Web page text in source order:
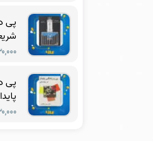
پی
۳۰,۰۰۰
پی
۳۰,۰۰۰